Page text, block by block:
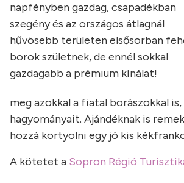
napfényben gazdag, csapadékban
szegény és az országos átlagnál
hűvösebb területen elsősorban
borok születnek, de ennél sokkal
gazdagabb a prémium kínálat!
meg azokkal a fiatal borászokkal
hagyományait. Ajándéknak is
hozzá kortyolni egy jó kis
A kötetet a Sopron Régió